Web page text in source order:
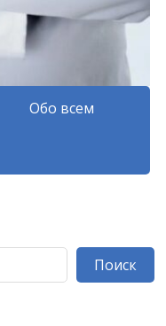
Обо всем
Поиск